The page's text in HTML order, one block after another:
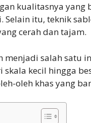
kualitasnya
itu, teknik
cerah dan tajam.
menjadi salah satu
kecil hingga
oleh khas yang